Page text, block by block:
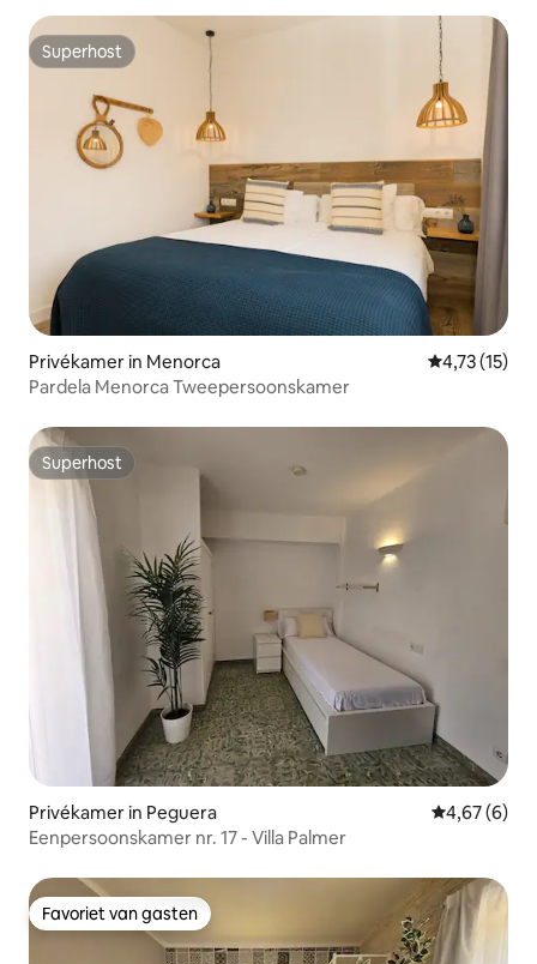
Superhost
Superhost
Privékamer in Menorca Gemiddelde
4,73 (15)
Pardela Menorca Tweepersoonskamer
Superhost
Superhost
Privékamer in Peguera Gemiddelde
4,67 (6)
Eenpersoonskamer nr. 17 - Villa Palmer
Favoriet van gasten
Favoriet van gasten